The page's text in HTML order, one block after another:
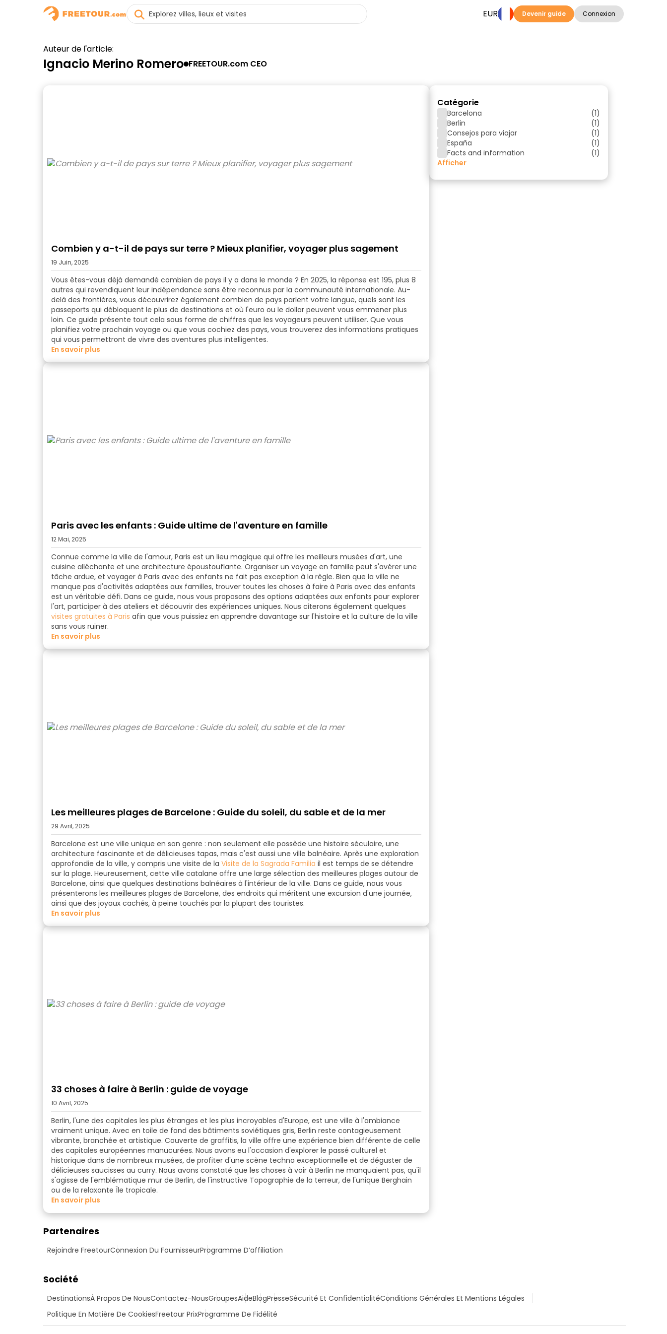
EUR Devenir guide Connexion
Auteur de l'article:
Ignacio Merino Romero FREETOUR.com CEO
Combien y a-t-il de pays sur terre ? Mieux planifier, voyager plus sagement
19 Juin, 2025
Vous êtes-vous déjà demandé combien de pays il y a dans le monde ? En 2025, la réponse est 195, plus 8
autres qui revendiquent leur indépendance sans être reconnus par la communauté internationale. Au-
delà des frontières, vous découvrirez également combien de pays parlent votre langue, quels sont les
passeports qui débloquent le plus de destinations et où l'euro ou le dollar peuvent vous emmener plus
loin. Ce guide présente tout cela sous forme de chiffres que les voyageurs peuvent utiliser. Que vous
planifiez votre prochain voyage ou que vous cochiez des pays, vous trouverez des informations pratiques
qui vous permettront de vivre des aventures plus intelligentes.
en savoir plus
Paris avec les enfants : Guide ultime de l'aventure en famille
12 Mai, 2025
Connue comme la ville de l'amour, Paris est un lieu magique qui offre les meilleurs musées d'art, une
cuisine alléchante et une architecture époustouflante. Organiser un voyage en famille peut s'avérer une
tâche ardue, et voyager à Paris avec des enfants ne fait pas exception à la règle. Bien que la ville ne
manque pas d'activités adaptées aux familles, trouver toutes les choses à faire à Paris avec des enfants
est un véritable défi. Dans ce guide, nous vous proposons des options adaptées aux enfants pour explorer
l'art, participer à des ateliers et découvrir des expériences uniques. Nous citerons également quelques
visites gratuites à Paris afin que vous puissiez en apprendre davantage sur l'histoire et la culture de la ville
sans vous ruiner.
en savoir plus
Les meilleures plages de Barcelone : Guide du soleil, du sable et de la mer
29 Avril, 2025
Barcelone est une ville unique en son genre : non seulement elle possède une histoire séculaire, une
architecture fascinante et de délicieuses tapas, mais c'est aussi une ville balnéaire. Après une exploration
approfondie de la ville, y compris une visite de la Visite de la Sagrada Familia il est temps de se détendre
sur la plage. Heureusement, cette ville catalane offre une large sélection des meilleures plages autour de
Barcelone, ainsi que quelques destinations balnéaires à l'intérieur de la ville. Dans ce guide, nous vous
présenterons les meilleures plages de Barcelone, des endroits qui méritent une excursion d'une journée,
ainsi que des joyaux cachés, à peine touchés par la plupart des touristes.
en savoir plus
33 choses à faire à Berlin : guide de voyage
10 Avril, 2025
Berlin, l'une des capitales les plus étranges et les plus incroyables d'Europe, est une ville à l'ambiance
vraiment unique. Avec en toile de fond des bâtiments soviétiques gris, Berlin reste contagieusement
vibrante, branchée et artistique. Couverte de graffitis, la ville offre une expérience bien différente de celle
des capitales européennes manucurées. Nous avons eu l'occasion d'explorer le passé culturel et
historique dans de nombreux musées, de profiter d'une scène techno exceptionnelle et de déguster de
délicieuses saucisses au curry. Nous avons constaté que les choses à voir à Berlin ne manquaient pas, qu'il
s'agisse de l'emblématique mur de Berlin, de l'instructive Topographie de la terreur, de l'unique Berghain
ou de la relaxante Île tropicale.
en savoir plus
Catégorie
Barcelona
(1)
Berlin
(1)
Consejos para viajar
(1)
España
(1)
Facts and information
(1)
Afficher
Partenaires
Rejoindre FreetourConnexion Du FournisseurProgramme D’affiliation
Société
DestinationsÀ Propos De NousContactez-NousGroupesAideBlogPresseSécurité Et ConfidentialitéConditions Générales Et Mentions Légales
Politique En Matière De CookiesFreetour PrixProgramme De Fidélité